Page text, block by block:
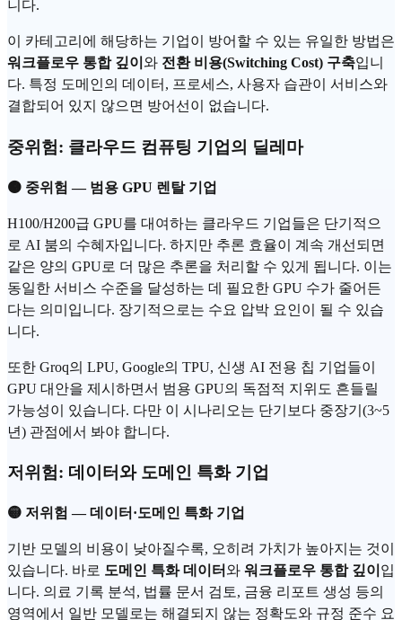
니다.
이 카테고리에 해당하는 기업이 방어할 수 있는 유일한 방법은
워크플로우 통합 깊이 와 전환 비용(Switching Cost) 구축입니
다. 특정 도메인의 데이터, 프로세스, 사용자 습관이 서비스와
결합되어 있지 않으면 방어선이 없습니다.
중위험: 클라우드 컴퓨팅 기업의 딜레마
🟠 중위험 — 범용 GPU 렌탈 기업
H100/H200급 GPU를 대여하는 클라우드 기업들은 단기적으
로 AI 붐의 수혜자입니다. 하지만 추론 효율이 계속 개선되면
같은 양의 GPU로 더 많은 추론을 처리할 수 있게 됩니다. 이는
동일한 서비스 수준을 달성하는 데 필요한 GPU 수가 줄어든
다는 의미입니다. 장기적으로는 수요 압박 요인이 될 수 있습
니다.
또한 Groq의 LPU, Google의 TPU, 신생 AI 전용 칩 기업들이
GPU 대안을 제시하면서 범용 GPU의 독점적 지위도 흔들릴
가능성이 있습니다. 다만 이 시나리오는 단기보다 중장기(3~5
년) 관점에서 봐야 합니다.
저위험: 데이터와 도메인 특화 기업
🟡 저위험 — 데이터·도메인 특화 기업
기반 모델의 비용이 낮아질수록, 오히려 가치가 높아지는 것이
있습니다. 바로 도메인 특화 데이터 와 워크플로우 통합 깊이 입
니다. 의료 기록 분석, 법률 문서 검토, 금융 리포트 생성 등의
영역에서 일반 모델로는 해결되지 않는 정확도와 규정 준수 요